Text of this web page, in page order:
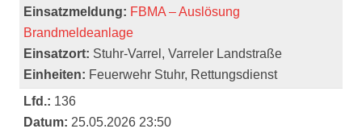
Einsatzmeldung: FBMA – Auslösung
Brandmeldeanlage
Einsatzort: Stuhr-Varrel, Varreler Landstraße
Einheiten: Feuerwehr Stuhr, Rettungsdienst
Lfd.: 136
Datum: 25.05.2026 23:50